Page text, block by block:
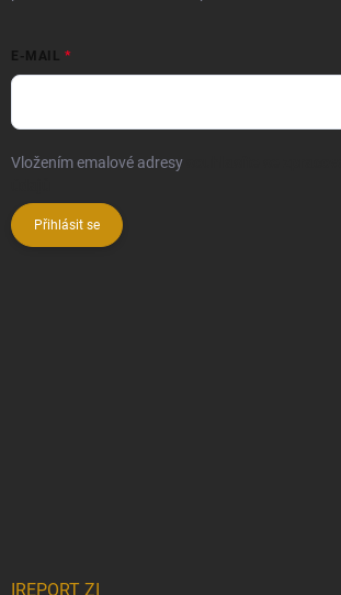
E-MAIL
Vložením emalové adresy
Přihlásit se
IREPORT ZI